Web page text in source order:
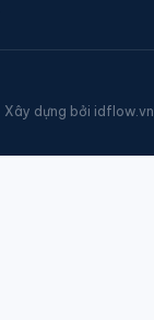
Xây dựng bởi idflow.vn